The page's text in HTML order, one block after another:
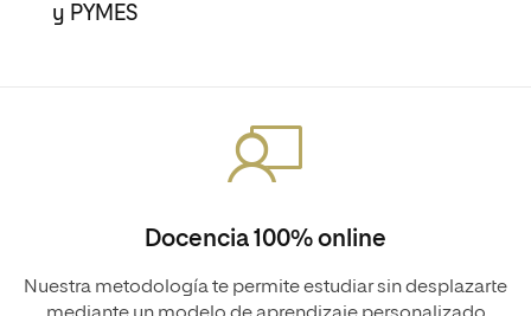
y PYMES
Docencia 100% online
Nuestra metodología te permite estudiar sin desplazarte